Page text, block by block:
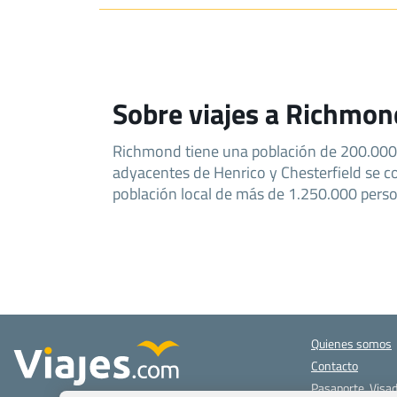
Sobre viajes a
Richmond tiene una población de
adyacentes de Henrico y Chesterfield se
población local de más de 1.250.000
Quienes somos
Contacto
Pasaporte,